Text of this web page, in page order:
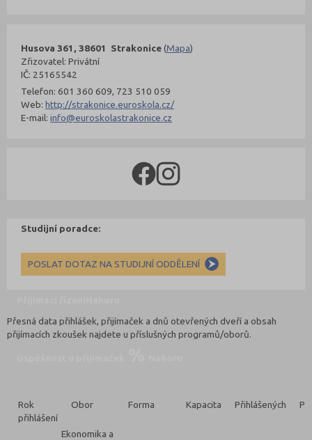
Husova 361, 38601 Strakonice(Mapa)
Zřizovatel: Privátní
IČ: 25165542
Telefon: 601 360 609, 723 510 059
Web:http://strakonice.euroskola.cz/
E-mail:info@euroskolastrakonice.cz
Studijní poradce:
POSLAT DOTAZ NA STUDIJNÍ ODDĚLENÍ
Přesná data přihlášek, přijímaček a dnů otevřených dveří a obsah
přijímacích zkoušek najdete u příslušných programů/oborů.
Rok
přihlášení
Obor Forma Kapacita Přihlášených
Ekonomika a